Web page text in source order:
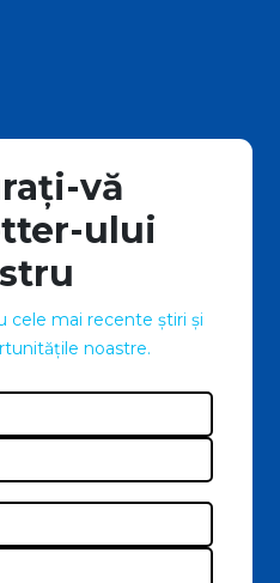
vă
ului
cele mai recente știri și
noastre.